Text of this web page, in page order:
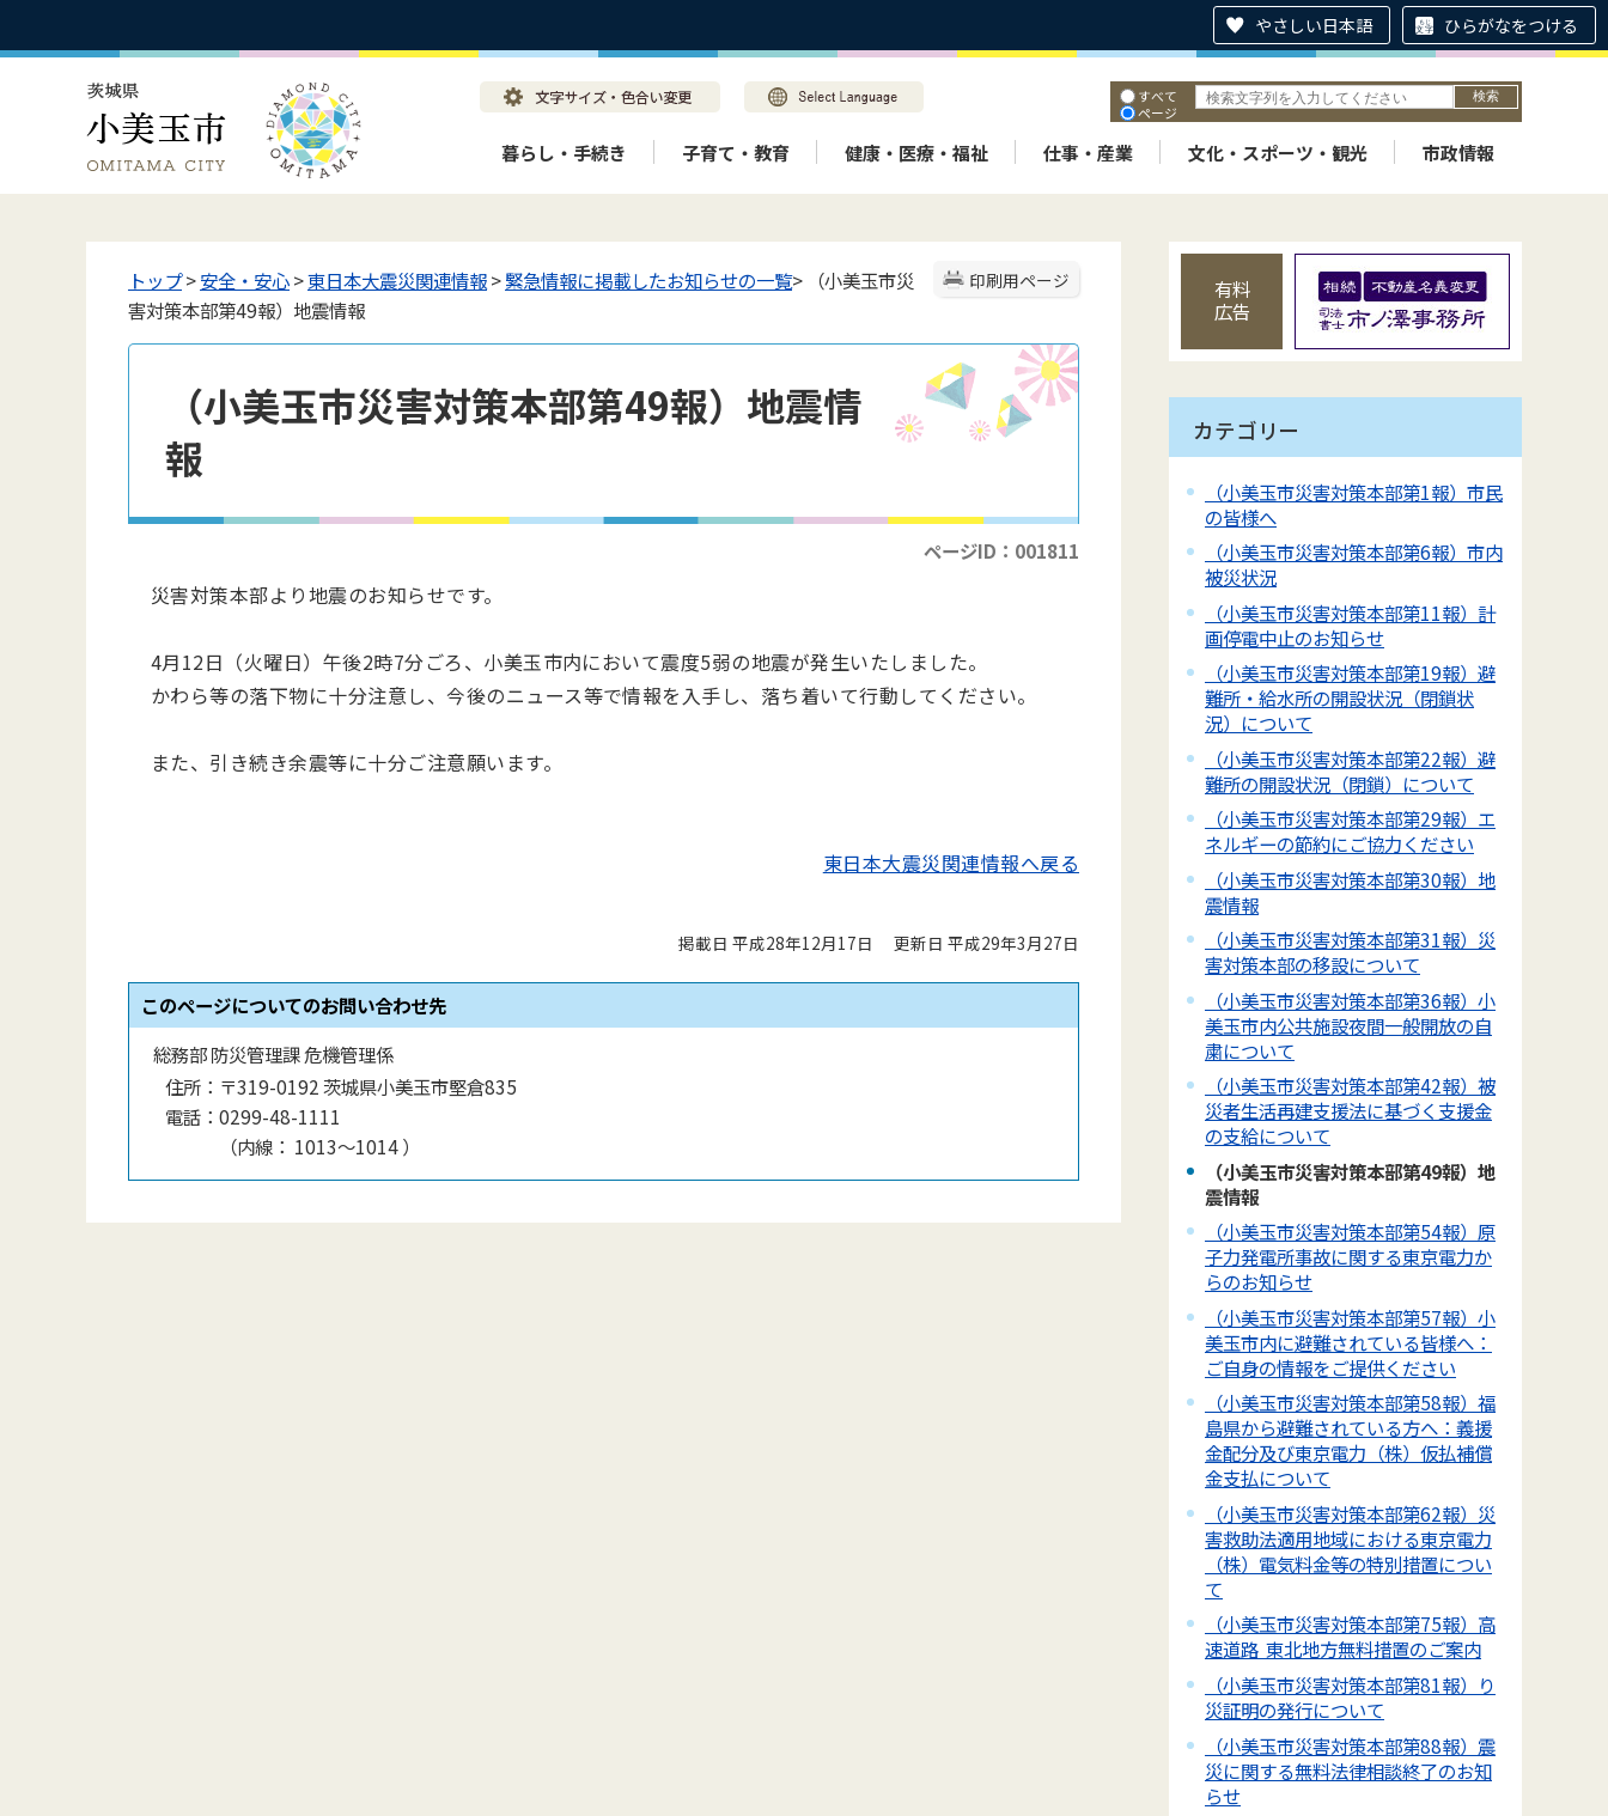
やさしい日本語 ひらがなをつける
すべて
ページ
暮らし・手続き 子育て・教育 健康・医療・福祉 仕事・産業 文化・スポーツ・観光 市政情報
印刷用ページ
トップ>安全・安心>東日本大震災関連情報>緊急情報に掲載したお知らせの一覧> （小美玉市災
害対策本部第49報）地震情報
（小美玉市災害対策本部第49報）地震情
報
ページID：001811
災害対策本部より地震のお知らせです。
4月12日（火曜日）午後2時7分ごろ、小美玉市内において震度5弱の地震が発生いたしました。
かわら等の落下物に十分注意し、今後のニュース等で情報を入手し、落ち着いて行動してください。
また、引き続き余震等に十分ご注意願います。
東日本大震災関連情報へ戻る
掲載日 平成28年12月17日 更新日 平成29年3月27日
このページについてのお問い合わせ先
総務部 防災管理課 危機管理係
住所： 〒319-0192 茨城県小美玉市堅倉835
電話： 0299-48-1111
（内線 ： 1013〜1014）
有料
広告
カテゴリー
（小美玉市災害対策本部第1報）市民
の皆様へ
（小美玉市災害対策本部第6報）市内
被災状況
（小美玉市災害対策本部第11報）計
画停電中止のお知らせ
（小美玉市災害対策本部第19報）避
難所・給水所の開設状況（閉鎖状
況）について
（小美玉市災害対策本部第22報）避
難所の開設状況（閉鎖）について
（小美玉市災害対策本部第29報）エ
ネルギーの節約にご協力ください
（小美玉市災害対策本部第30報）地
震情報
（小美玉市災害対策本部第31報）災
害対策本部の移設について
（小美玉市災害対策本部第36報）小
美玉市内公共施設夜間一般開放の自
粛について
（小美玉市災害対策本部第42報）被
災者生活再建支援法に基づく支援金
の支給について
（小美玉市災害対策本部第49報）地
震情報
（小美玉市災害対策本部第54報）原
子力発電所事故に関する東京電力か
らのお知らせ
（小美玉市災害対策本部第57報）小
美玉市内に避難されている皆様へ：
ご自身の情報をご提供ください
（小美玉市災害対策本部第58報）福
島県から避難されている方へ：義援
金配分及び東京電力（株）仮払補償
金支払について
（小美玉市災害対策本部第62報）災
害救助法適用地域における東京電力
（株）電気料金等の特別措置につい
て
（小美玉市災害対策本部第75報）高
速道路 東北地方無料措置のご案内
（小美玉市災害対策本部第81報）り
災証明の発行について
（小美玉市災害対策本部第88報）震
災に関する無料法律相談終了のお知
らせ